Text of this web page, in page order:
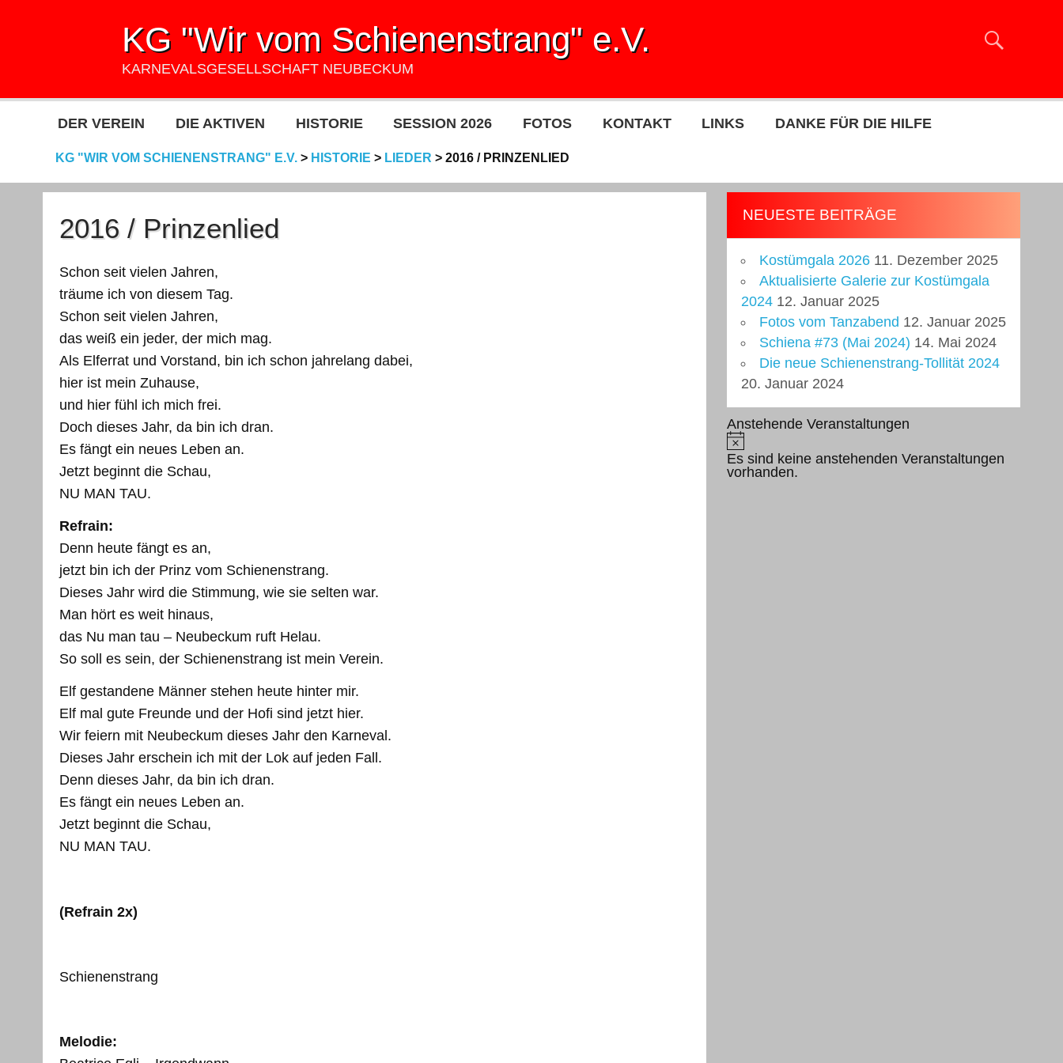
KG "Wir vom Schienenstrang" e.V.
KARNEVALSGESELLSCHAFT NEUBECKUM
DER VEREIN DIE AKTIVEN HISTORIE SESSION 2026 FOTOS KONTAKT LINKS DANKE FÜR DIE HILFE
KG "WIR VOM SCHIENENSTRANG" E.V.> HISTORIE > LIEDER > 2016 / PRINZENLIED
2016 / Prinzenlied
Schon seit vielen Jahren,
träume ich von diesem Tag.
Schon seit vielen Jahren,
das weiß ein jeder, der mich mag.
Als Elferrat und Vorstand, bin ich schon jahrelang dabei,
hier ist mein Zuhause,
und hier fühl ich mich frei.
Doch dieses Jahr, da bin ich dran.
Es fängt ein neues Leben an.
Jetzt beginnt die Schau,
NU MAN TAU.
Refrain:
Denn heute fängt es an,
jetzt bin ich der Prinz vom Schienenstrang.
Dieses Jahr wird die Stimmung, wie sie selten war.
Man hört es weit hinaus,
das Nu man tau – Neubeckum ruft Helau.
So soll es sein, der Schienenstrang ist mein Verein.
Elf gestandene Männer stehen heute hinter mir.
Elf mal gute Freunde und der Hofi sind jetzt hier.
Wir feiern mit Neubeckum dieses Jahr den Karneval.
Dieses Jahr erschein ich mit der Lok auf jeden Fall.
Denn dieses Jahr, da bin ich dran.
Es fängt ein neues Leben an.
Jetzt beginnt die Schau,
NU MAN TAU.
(Refrain 2x)
Schienenstrang
Melodie:
NEUESTE BEITRÄGE
Kostümgala 2026 11. Dezember 2025
Aktualisierte Galerie zur Kostümgala
2024 12. Januar 2025
Fotos vom Tanzabend 12. Januar 2025
Schiena #73 (Mai 2024) 14. Mai 2024
Die neue Schienenstrang-Tollität 2024
20. Januar 2024
Anstehende Veranstaltungen
Hinweis
Es sind keine anstehenden Veranstaltungen
vorhanden.